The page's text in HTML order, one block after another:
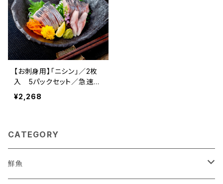
【お刺身用】「ニシン」／2枚
入 5パックセット／急速凍
結
¥2,268
CATEGORY
鮮魚